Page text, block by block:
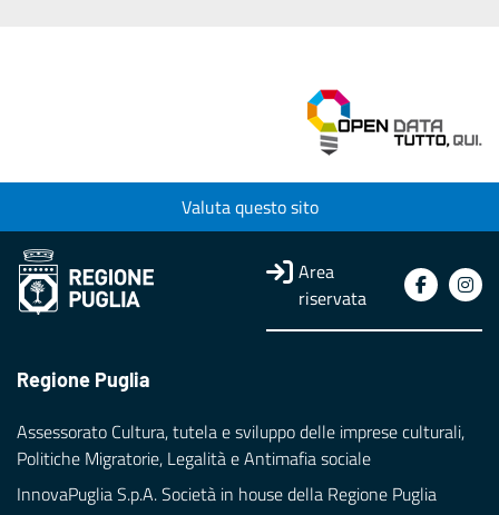
Valuta questo sito
Area
riservata
Regione Puglia
Assessorato Cultura, tutela e sviluppo delle imprese culturali,
Politiche Migratorie, Legalità e Antimafia sociale
InnovaPuglia S.p.A. Società in house della Regione Puglia